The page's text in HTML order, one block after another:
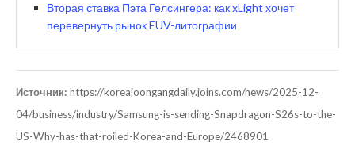
Вторая ставка Пэта Гелсингера: как xLight хочет
перевернуть рынок EUV-литографии
Источник: https://koreajoongangdaily.joins.com/news/2025-12-
04/business/industry/Samsung-is-sending-Snapdragon-S26s-to-the-
US-Why-has-that-roiled-Korea-and-Europe/2468901